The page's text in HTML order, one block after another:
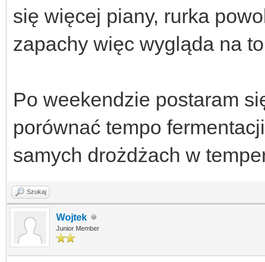
się więcej piany, rurka
zapachy więc wygląda na
Po weekendzie postaram
porównać tempo
samych drożdżach w
Szukaj
Wojtek
Junior Member